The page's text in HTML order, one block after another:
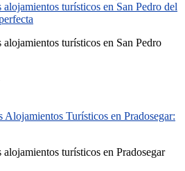
alojamientos turísticos en San Pedro del
alojamientos turísticos en San Pedro
Alojamientos Turísticos en Pradosegar:
turísticos en Pradosegar